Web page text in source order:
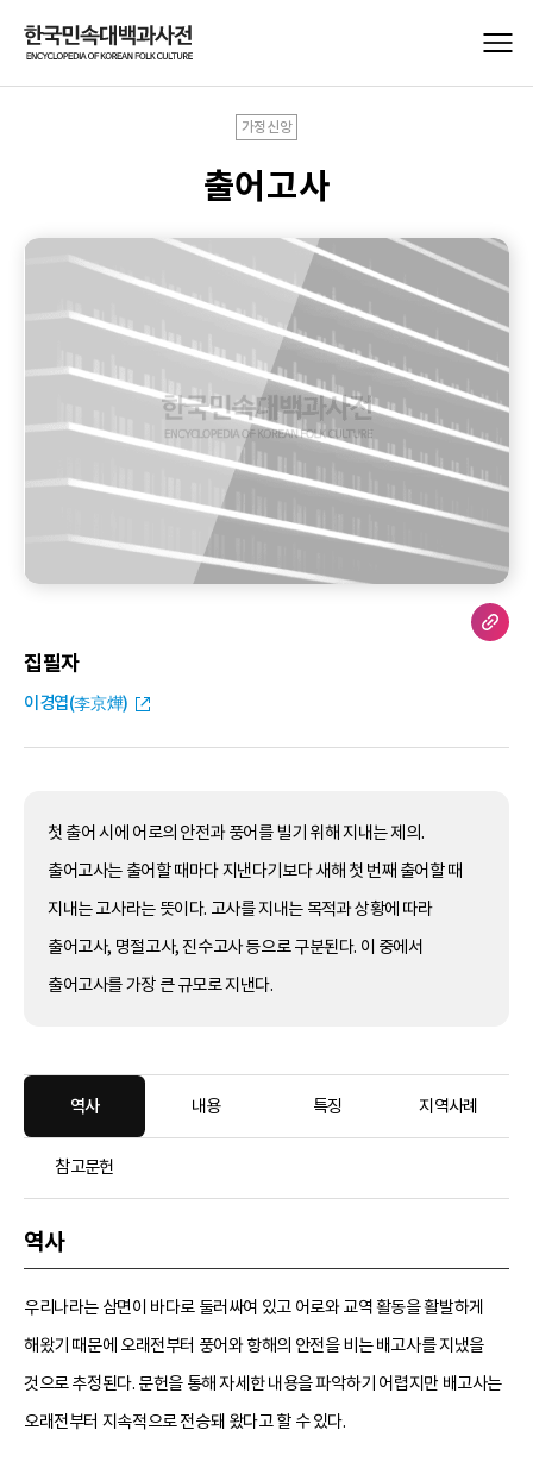
가정신앙
출어고사
집필자
이경엽(李京燁)
첫 출어 시에 어로의 안전과 풍어를 빌기 위해 지내는 제의.
출어고사는 출어할 때마다 지낸다기보다 새해 첫 번째 출어할 때
지내는 고사라는 뜻이다. 고사를 지내는 목적과 상황에 따라
출어고사, 명절고사, 진수고사 등으로 구분된다. 이 중에서
출어고사를 가장 큰 규모로 지낸다.
역사 내용 특징 지역사례
참고문헌
역사
우리나라는 삼면이 바다로 둘러싸여 있고 어로와 교역 활동을 활발하게
해왔기 때문에 오래전부터 풍어와 항해의 안전을 비는 배고사를 지냈을
것으로 추정된다. 문헌을 통해 자세한 내용을 파악하기 어렵지만 배고사는
오래전부터 지속적으로 전승돼 왔다고 할 수 있다.